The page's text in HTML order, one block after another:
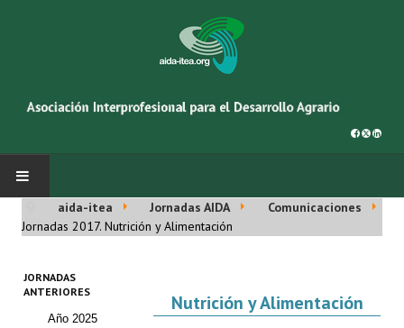
INICIO
aida-itea Jornadas AIDA
Comunicaciones
Jornadas 2017. Nutrición y Alimentación
JORNADAS
ANTERIORES
Año 2025
Nutrición y Alimentación